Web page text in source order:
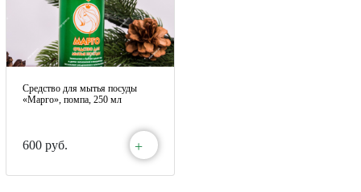
Средство для мытья посуды
«Марго», помпа, 250 мл
600 руб. +